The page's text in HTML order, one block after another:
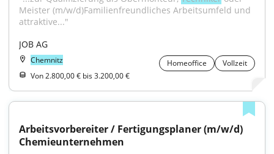
Meister (m/w/d)Familienfreundliches Arbeitsumfeld und
attraktive..."
JOB AG
Chemnitz Homeoffice
Vollzeit
Von 2.800,00 € bis 3.200,00 €
Arbeitsvorbereiter / Fertigungsplaner (m/w/d)
Chemieunternehmen